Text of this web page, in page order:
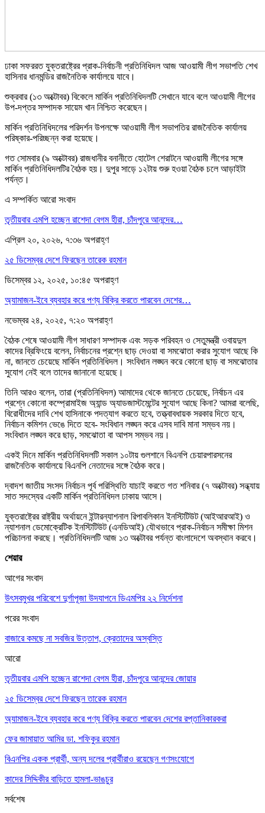
ঢাকা সফররত যুক্তরাষ্ট্রের প্রাক-নির্বাচনী প্রতিনিধিদল আজ আওয়ামী লীগ সভাপতি শেখ
হাসিনার ধানমন্ডির রাজনৈতিক কার্যালয়ে যাবে।
শুক্রবার (১৩ অক্টোবর) বিকেলে মার্কিন প্রতিনিধিদলটি সেখানে যাবে বলে আওয়ামী লীগের
উপ-দপ্তর সম্পাদক সায়েম খান নিশ্চিত করেছেন।
মার্কিন প্রতিনিধিদলের পরিদর্শন উপলক্ষে আওয়ামী লীগ সভাপতির রাজনৈতিক কার্যালয়
পরিষ্কার-পরিচ্ছন্ন করা হয়েছে।
গত সোমবার (৯ অক্টোবর) রাজধানীর বনানীতে হোটেল শেরাটনে আওয়ামী লীগের সঙ্গে
মার্কিন প্রতিনিধিদলটির বৈঠক হয়। দুপুর সাড়ে ১২টায় শুরু হওয়া বৈঠক চলে আড়াইটা
পর্যন্ত।
এ সম্পর্কিত আরো সংবাদ
তৃতীয়বার এমপি হচ্ছেন রাশেদা বেগম হীরা, চাঁদপুরে আনন্দের…
এপ্রিল ২০, ২০২৬, ৭:৩৬ অপরাহ্ণ
২৫ ডিসেম্বর দেশে ফিরছেন তারেক রহমান
ডিসেম্বর ১২, ২০২৫, ১০:৪৫ অপরাহ্ণ
অ্যামাজন-ইবে ব্যবহার করে পণ্য বিক্রি করতে পারবেন দেশের…
নভেম্বর ২৪, ২০২৫, ৭:২০ অপরাহ্ণ
বৈঠক শেষে আওয়ামী লীগ সাধারণ সম্পাদক এবং সড়ক পরিবহন ও সেতুমন্ত্রী ওবায়দুল
কাদের ব্রিফিংয়ে বলেন, নির্বাচনের প্রশ্নে ছাড় দেওয়া বা সমঝোতা করার সুযোগ আছে কি
না, জানতে চেয়েছে মার্কিন প্রতিনিধিদল। সংবিধান লঙ্ঘন করে কোনো ছাড় বা সমঝোতার
সুযোগ নেই বলে তাদের জানানো হয়েছে।
তিনি আরও বলেন, তারা (প্রতিনিধিদল) আমাদের থেকে জানতে চেয়েছে, নির্বাচন এর
প্রশ্নে কোনো কম্প্রোমাইজ অ্যান্ড অ্যাডজাস্টমেন্টের সুযোগ আছে কিনা? আমরা বলেছি,
বিরোধীদের দাবি শেখ হাসিনাকে পদত্যাগ করতে হবে, তত্ত্বাবধায়ক সরকার দিতে হবে,
নির্বাচন কমিশন ভেঙে দিতে হবে- সংবিধান লঙ্ঘন করে এসব দাবি মানা সম্ভব নয়।
সংবিধান লঙ্ঘন করে ছাড়, সমঝোতা বা আপস সম্ভব নয়।
একই দিনে মার্কিন প্রতিনিধিদলটি সকাল ১০টায় গুলশানে বিএনপি চেয়ারপারসনের
রাজনৈতিক কার্যালয়ে বিএনপি নেতাদের সঙ্গে বৈঠক করে।
দ্বাদশ জাতীয় সংসদ নির্বাচন পূর্ব পরিস্থিতি যাচাই করতে গত শনিবার (৭ অক্টোবর) সন্ধ্যায়
সাত সদস্যের একটি মার্কিন প্রতিনিধিদল ঢাকায় আসে।
যুক্তরাষ্ট্রের রাষ্ট্রীয় অর্থায়নে ইন্টারন্যাশনাল রিপাবলিকান ইনস্টিটিউট (আইআরআই) ও
ন্যাশনাল ডেমোক্রেটিক ইনস্টিটিউট (এনডিআই) যৌথভাবে প্রাক-নির্বাচন সমীক্ষা মিশন
পরিচালনা করছে। প্রতিনিধিদলটি আজ ১৩ অক্টোবর পর্যন্ত বাংলাদেশে অবস্থান করবে।
শেয়ার
আগের সংবাদ
উৎসবমুখর পরিবেশে দুর্গাপূজা উদযাপনে ডিএমপির ২২ নির্দেশনা
পরের সংবাদ
বাজারে কমছে না সবজির উত্তাপ, ক্রেতাদের অস্বস্তি
আরো
তৃতীয়বার এমপি হচ্ছেন রাশেদা বেগম হীরা, চাঁদপুরে আনন্দের জোয়ার
২৫ ডিসেম্বর দেশে ফিরছেন তারেক রহমান
অ্যামাজন-ইবে ব্যবহার করে পণ্য বিক্রি করতে পারবেন দেশের রপ্তানিকারকরা
ফের জামায়াত আমির ডা. শফিকুর রহমান
বিএনপির একক প্রার্থী, অন্য দলের প্রার্থীরাও রয়েছেন গণসংযোগে
কাদের সিদ্দিকীর বাড়িতে হামলা-ভাঙচুর
সর্বশেষ